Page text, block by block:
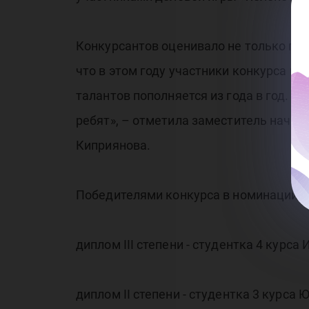
Конкурсантов оценивало не только
что в этом году участники конкурса
талантов пополняется из года в год.
ребят», – отметила заместитель
Киприянова.
Победителями конкурса в номинации
диплом III степени - студентка 4
диплом II степени - студентка 3 курса